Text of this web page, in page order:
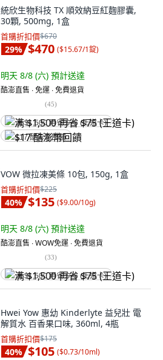
統欣生物科技 TX 順效納豆紅麴膠囊,
30顆, 500mg, 1盒
首購折扣價$670
29% $470 ($15.67/1錠)
明天 8/8 (六) 預計送達
酷澎直售 ∙ 免運 ∙ 免費退貨
(45)
满 $1,500 再省 $75 (王道卡)
$17 酷澎幣回饋
VOW 微拉凍美條 10包, 150g, 1盒
首購折扣價$225
40% $135 ($9.00/10g)
明天 8/8 (六) 預計送達
酷澎直售 ∙ WOW免運 ∙ 免費退貨
(33)
满 $1,500 再省 $75 (王道卡)
Hwei Yow 惠幼 Kinderlyte 益兒壯 電
解質水 百香果口味, 360ml, 4瓶
首購折扣價$175
40% $105 ($0.73/10ml)